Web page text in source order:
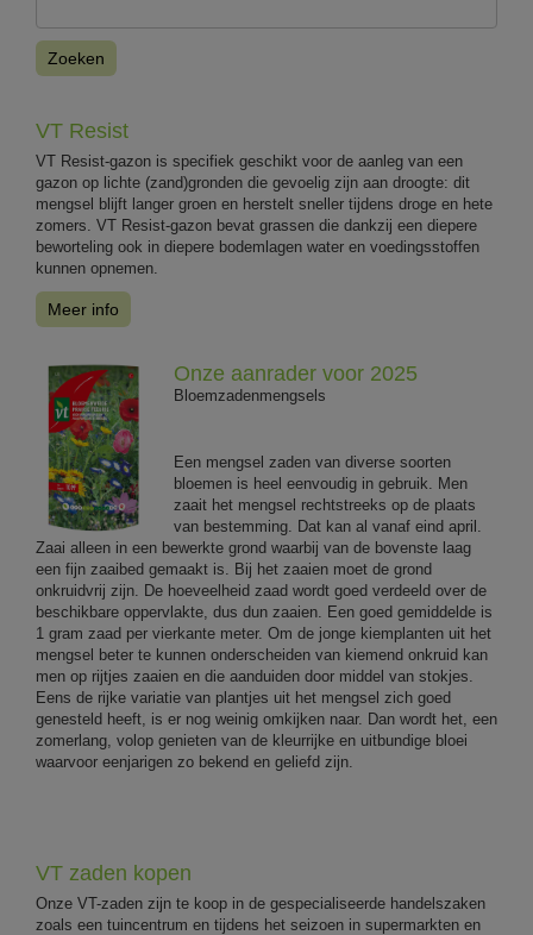
Zoeken
VT Resist
VT Resist-gazon is specifiek geschikt voor de aanleg van een
gazon op lichte (zand)gronden die gevoelig zijn aan droogte: dit
mengsel blijft langer groen en herstelt sneller tijdens droge en hete
zomers. VT Resist-gazon bevat grassen die dankzij een diepere
beworteling ook in diepere bodemlagen water en voedingsstoffen
kunnen opnemen.
Meer info
Onze aanrader voor 2025
Bloemzadenmengsels
Een mengsel zaden van diverse soorten
bloemen is heel eenvoudig in gebruik. Men
zaait het mengsel rechtstreeks op de plaats
van bestemming. Dat kan al vanaf eind april.
Zaai alleen in een bewerkte grond waarbij van de bovenste laag
een fijn zaaibed gemaakt is. Bij het zaaien moet de grond
onkruidvrij zijn. De hoeveelheid zaad wordt goed verdeeld over de
beschikbare oppervlakte, dus dun zaaien. Een goed gemiddelde is
1 gram zaad per vierkante meter. Om de jonge kiemplanten uit het
mengsel beter te kunnen onderscheiden van kiemend onkruid kan
men op rijtjes zaaien en die aanduiden door middel van stokjes.
Eens de rijke variatie van plantjes uit het mengsel zich goed
genesteld heeft, is er nog weinig omkijken naar. Dan wordt het, een
zomerlang, volop genieten van de kleurrijke en uitbundige bloei
waarvoor eenjarigen zo bekend en geliefd zijn.
VT zaden kopen
Onze VT-zaden zijn te koop in de gespecialiseerde handelszaken
zoals een tuincentrum en tijdens het seizoen in supermarkten en